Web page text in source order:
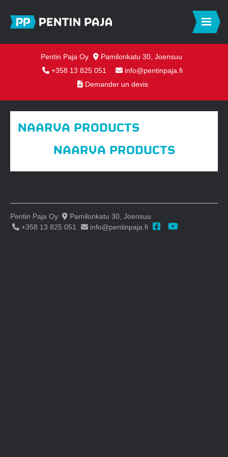
Pentin Paja Oy
Pamilonkatu 30, Joensuu
+358 13 825 051
info@pentinpaja.fi
Demander un devis
NAARVA PRODUCTS
NAARVA PRODUCTS
Pentin Paja Oy
Pamilonkatu 30, Joensuu
+358 13 825 051
info@pentinpaja.fi